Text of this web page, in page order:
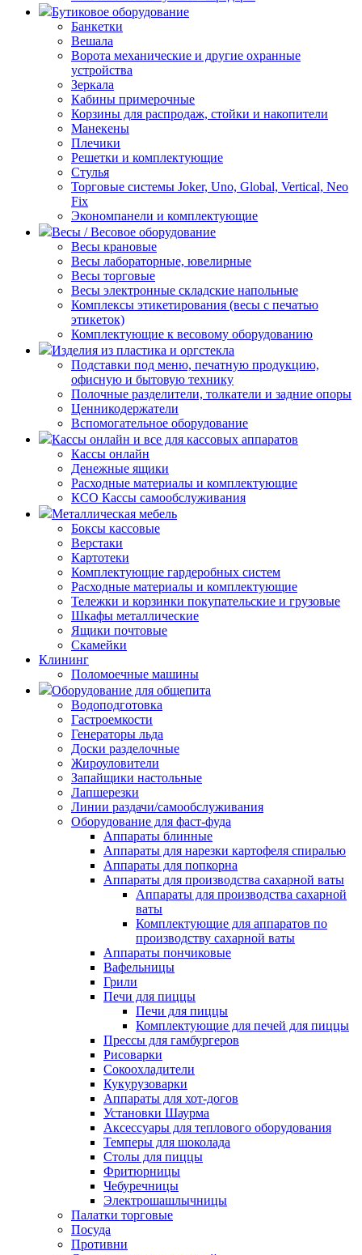
Бутиковое оборудование
Банкетки
Вешала
Ворота механические и другие охранные
устройства
Зеркала
Кабины примерочные
Корзины для распродаж, стойки и накопители
Манекены
Плечики
Решетки и комплектующие
Стулья
Торговые системы Joker, Uno, Global, Vertical, Neo
Fix
Экономпанели и комплектующие
Весы / Весовое оборудование
Весы крановые
Весы лабораторные, ювелирные
Весы торговые
Весы электронные складские напольные
Комплексы этикетирования (весы с печатью
этикеток)
Комплектующие к весовому оборудованию
Изделия из пластика и оргстекла
Подставки под меню, печатную продукцию,
офисную и бытовую технику
Полочные разделители, толкатели и задние опоры
Ценникодержатели
Вспомогательное оборудование
Кассы онлайн и все для кассовых аппаратов
Кассы онлайн
Денежные ящики
Расходные материалы и комплектующие
КСО Кассы самообслуживания
Металлическая мебель
Боксы кассовые
Верстаки
Картотеки
Комплектующие гардеробных систем
Расходные материалы и комплектующие
Тележки и корзинки покупательские и грузовые
Шкафы металлические
Ящики почтовые
Скамейки
Клининг
Поломоечные машины
Оборудование для общепита
Водоподготовка
Гастроемкости
Генераторы льда
Доски разделочные
Жироуловители
Запайщики настольные
Лапшерезки
Линии раздачи/самообслуживания
Оборудование для фаст-фуда
Аппараты блинные
Аппараты для нарезки картофеля спиралью
Аппараты для попкорна
Аппараты для производства сахарной ваты
Аппараты для производства сахарной
ваты
Комплектующие для аппаратов по
производству сахарной ваты
Аппараты пончиковые
Вафельницы
Грили
Печи для пиццы
Печи для пиццы
Комплектующие для печей для пиццы
Прессы для гамбургеров
Рисоварки
Сокоохладители
Кукурузоварки
Аппараты для хот-догов
Установки Шаурма
Аксессуары для теплового оборудования
Темперы для шоколада
Столы для пиццы
Фритюрницы
Чебуречницы
Электрошашлычницы
Палатки торговые
Посуда
Противни